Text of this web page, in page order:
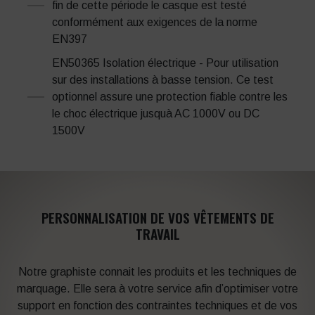
fin de cette période le casque est testé
conformément aux exigences de la norme
EN397
EN50365 Isolation électrique - Pour utilisation
sur des installations à basse tension. Ce test
optionnel assure une protection fiable contre les
le choc électrique jusquà AC 1000V ou DC
1500V
PERSONNALISATION DE VOS VÊTEMENTS DE
TRAVAIL
Notre graphiste connait les produits et les techniques de
marquage. Elle sera à votre service afin d’optimiser votre
support en fonction des contraintes techniques et de vos